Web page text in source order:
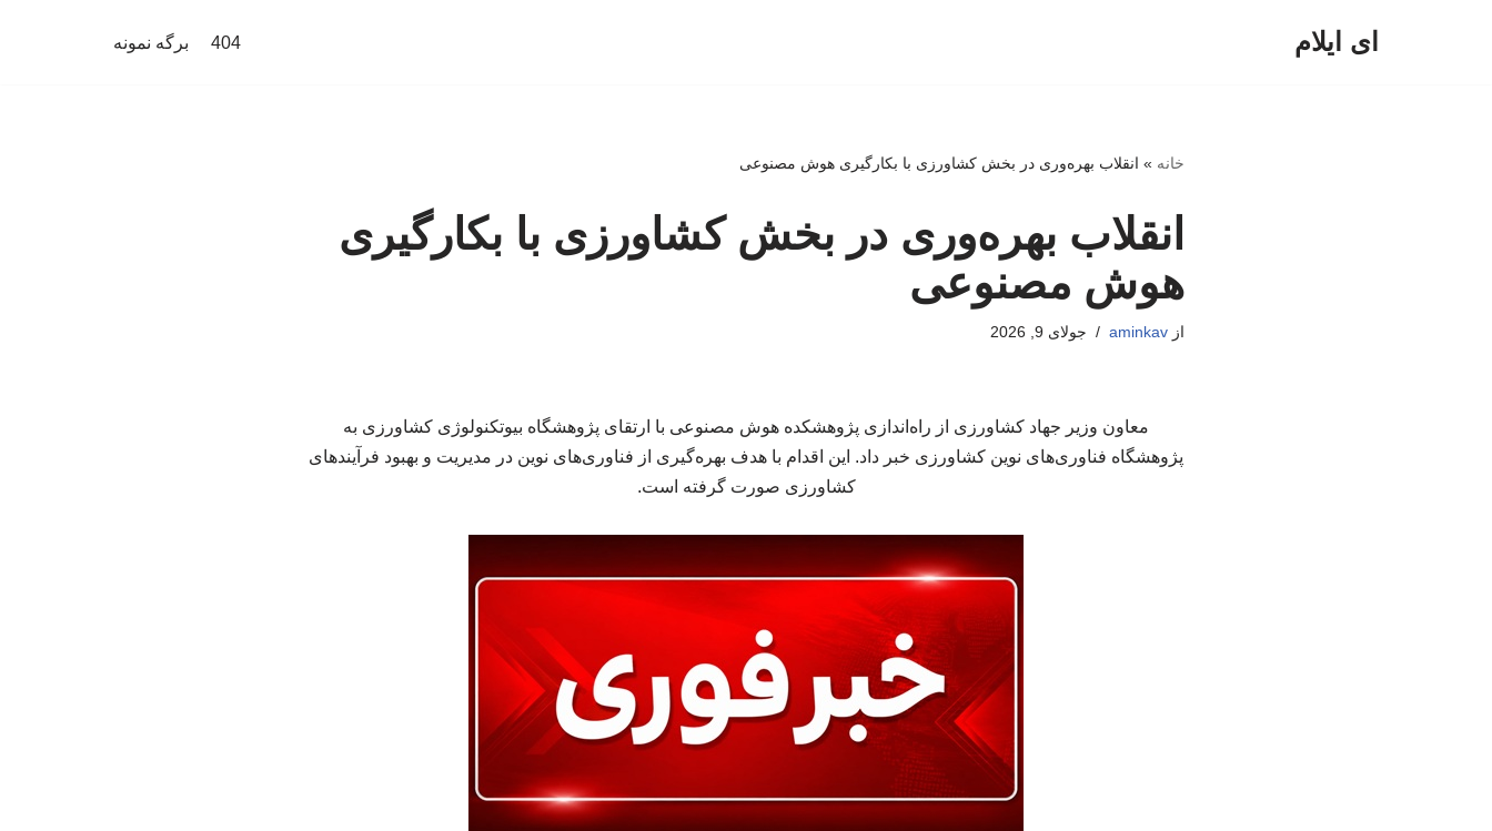
ای ایلام 404 برگه نمونه
خانه » انقلاب بهره‌وری در بخش کشاورزی با بکارگیری هوش مصنوعی
انقلاب بهره‌وری در بخش کشاورزی با بکارگیری
هوش مصنوعی
ازaminkav جولای 9, 2026
معاون وزیر جهاد کشاورزی از راه‌اندازی پژوهشکده هوش مصنوعی با ارتقای پژوهشگاه بیوتکنولوژی کشاورزی به
پژوهشگاه فناوری‌های نوین کشاورزی خبر داد. این اقدام با هدف بهره‌گیری از فناوری‌های نوین در مدیریت و بهبود فرآیندهای
کشاورزی صورت گرفته است.